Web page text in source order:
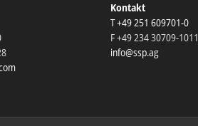
Kontakt
T +49 251 609701-0
F +49 234 30709-1011
info@ssp.ag